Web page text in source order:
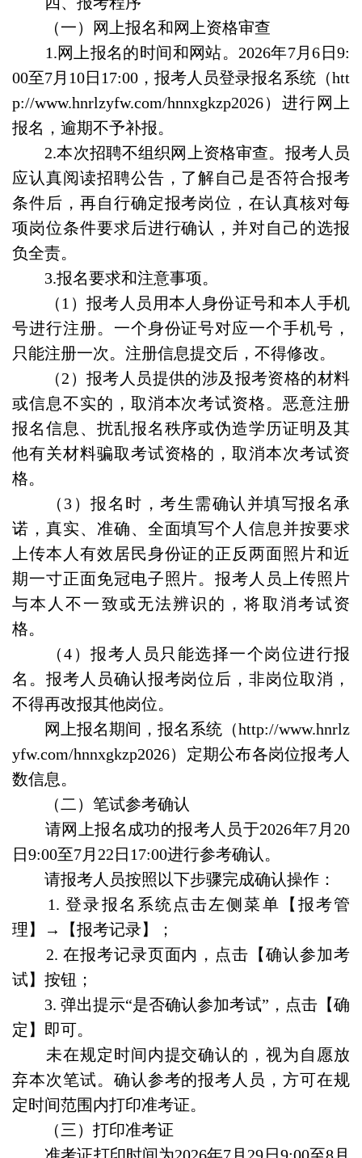
（一）网上报名和网上资格审查
1.网上报名的时间和网站。2026年7月6日9:
00至7月10日17:00，报考人员登录报名系统（htt
p://www.hnrlzyfw.com/hnnxgkzp2026）进行网上
报名，逾期不予补报。
2.本次招聘不组织网上资格审查。报考人员
应认真阅读招聘公告，了解自己是否符合报考
条件后，再自行确定报考岗位，在认真核对每
项岗位条件要求后进行确认，并对自己的选报
负全责。
3.报名要求和注意事项。
（1）报考人员用本人身份证号和本人手机
号进行注册。一个身份证号对应一个手机号，
只能注册一次。注册信息提交后，不得修改。
（2）报考人员提供的涉及报考资格的材料
或信息不实的，取消本次考试资格。恶意注册
报名信息、扰乱报名秩序或伪造学历证明及其
他有关材料骗取考试资格的，取消本次考试资
格。
（3）报名时，考生需确认并填写报名承
诺，真实、准确、全面填写个人信息并按要求
上传本人有效居民身份证的正反两面照片和近
期一寸正面免冠电子照片。报考人员上传照片
与本人不一致或无法辨识的，将取消考试资
格。
（4）报考人员只能选择一个岗位进行报
名。报考人员确认报考岗位后，非岗位取消，
不得再改报其他岗位。
网上报名期间，报名系统（http://www.hnrlz
yfw.com/hnnxgkzp2026）定期公布各岗位报考人
数信息。
（二）笔试参考确认
请网上报名成功的报考人员于2026年7月20
日9:00至7月22日17:00进行参考确认。
请报考人员按照以下步骤完成确认操作：
1. 登录报名系统点击左侧菜单【报考管
理】→【报考记录】；
2. 在报考记录页面内，点击【确认参加考
试】按钮；
3. 弹出提示“是否确认参加考试”，点击【确
定】即可。
未在规定时间内提交确认的，视为自愿放
弃本次笔试。确认参考的报考人员，方可在规
定时间范围内打印准考证。
（三）打印准考证